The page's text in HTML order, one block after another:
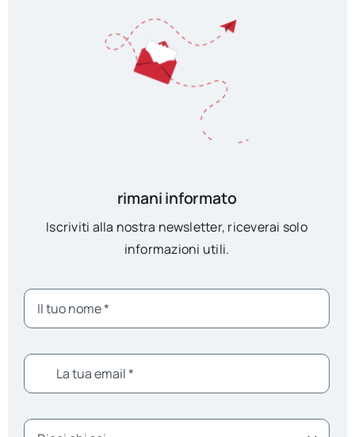
rimani informato
Iscriviti alla nostra newsletter, riceverai solo
informazioni utili.